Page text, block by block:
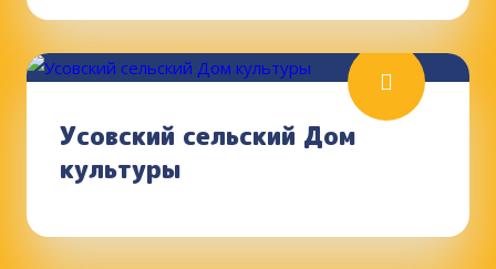
Усовский сельский Дом
культуры